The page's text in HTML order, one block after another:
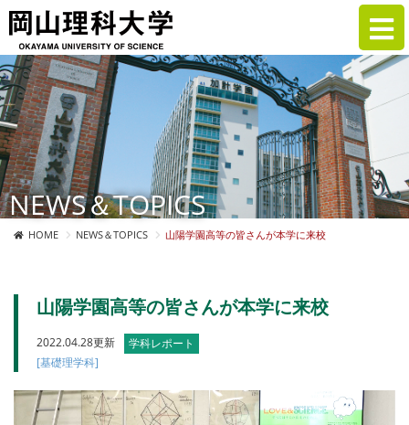
NEWS＆TOPICS
HOME NEWS＆TOPICS 山陽学園高等の皆さんが本学に来校
山陽学園高等の皆さんが本学に来校
2022.04.28更新
学科レポート
[基礎理学科]